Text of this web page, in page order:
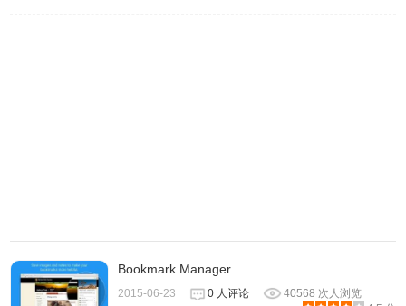
系，等会可以替换掉。
Bookmark Manager
2015-06-23 0 人评论
40568 次人浏览